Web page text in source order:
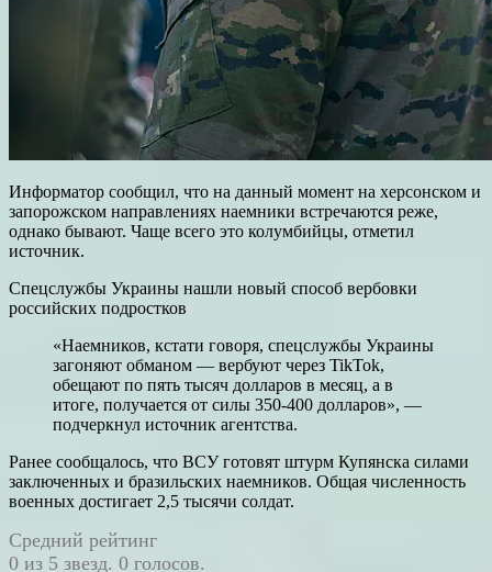
Информатор сообщил, что на данный момент на херсонском и
запорожском направлениях наемники встречаются реже,
однако бывают. Чаще всего это колумбийцы, отметил
источник.
Спецслужбы Украины нашли новый способ вербовки
российских подростков
«Наемников, кстати говоря, спецслужбы Украины
загоняют обманом — вербуют через TikTok,
обещают по пять тысяч долларов в месяц, а в
итоге, получается от силы 350-400 долларов», —
подчеркнул источник агентства.
Ранее сообщалось, что ВСУ готовят штурм Купянска силами
заключенных и бразильских наемников. Общая численность
военных достигает 2,5 тысячи солдат.
Средний рейтинг
0 из 5 звезд. 0 голосов.